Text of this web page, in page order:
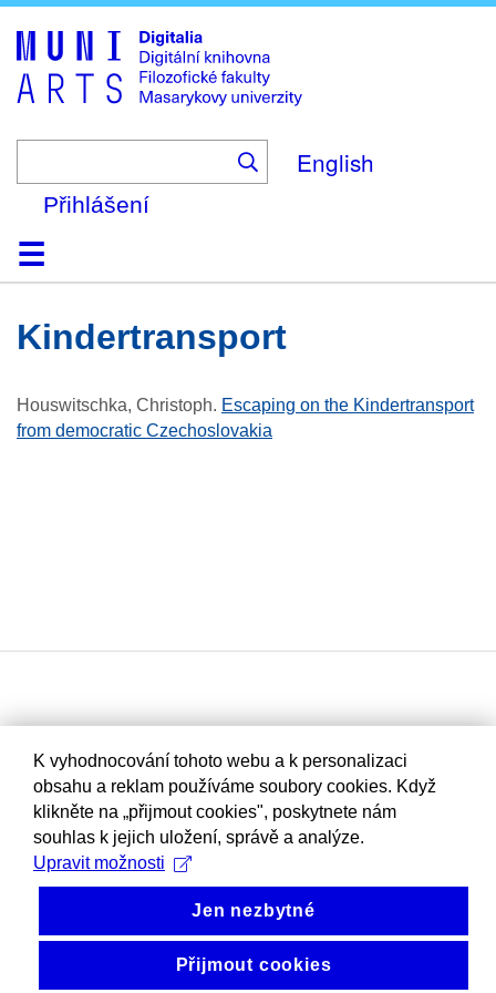
to
main
content
English
Přihlášení
DomůKolekce
Prohlížení
Vyhledávání
O platformě
Nápověda
KontaktDigitalia
Kindertransport
Houswitschka, Christoph. Escaping on the Kindertransport
from democratic Czechoslovakia
K vyhodnocování tohoto webu a k personalizaci
obsahu a reklam používáme soubory cookies. Když
klikněte na „přijmout cookies", poskytnete nám
souhlas k jejich uložení, správě a analýze.
Upravit možnosti
Jen nezbytné
Přijmout cookies